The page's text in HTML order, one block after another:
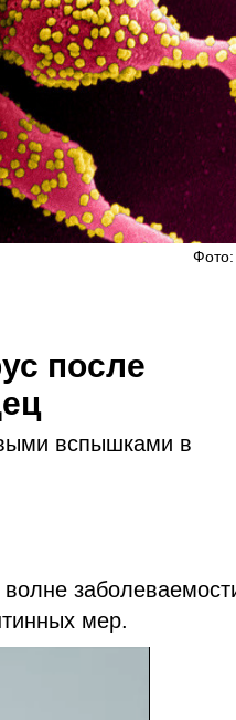
Фото:
после
вспышками в
мер.